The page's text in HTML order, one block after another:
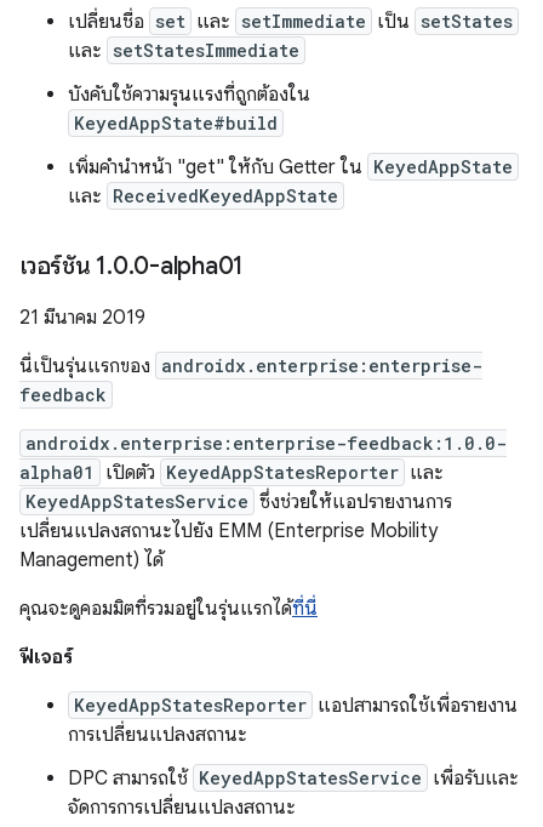
เปลี่ยนชื่อ set และ setImmediate เป็น setStates
และ setStatesImmediate
บังคับใช้ความรุนแรงที่ถูกต้องใน
KeyedAppState#build
เพิ่มคำนำหน้า "get" ให้กับ Getter ใน KeyedAppState
และ ReceivedKeyedAppState
เวอร์ชัน 1.0.0-alpha01
21 มีนาคม 2019
นี่เป็นรุ่นแรกของ androidx.enterprise:enterprise-
feedback
androidx.enterprise:enterprise-feedback:1.0.0-
alpha01
เปิดตัว KeyedAppStatesReporter และ
KeyedAppStatesService ซึ่งช่วยให้แอปรายงานการ
เปลี่ยนแปลงสถานะไปยัง EMM (Enterprise Mobility
Management) ได้
คุณจะดูคอมมิตที่รวมอยู่ในรุ่นแรกได้ที่นี่
ฟีเจอร์
KeyedAppStatesReporter แอปสามารถใช้เพื่อรายงาน
การเปลี่ยนแปลงสถานะ
DPC สามารถใช้ KeyedAppStatesService เพื่อรับและ
จัดการการเปลี่ยนแปลงสถานะ